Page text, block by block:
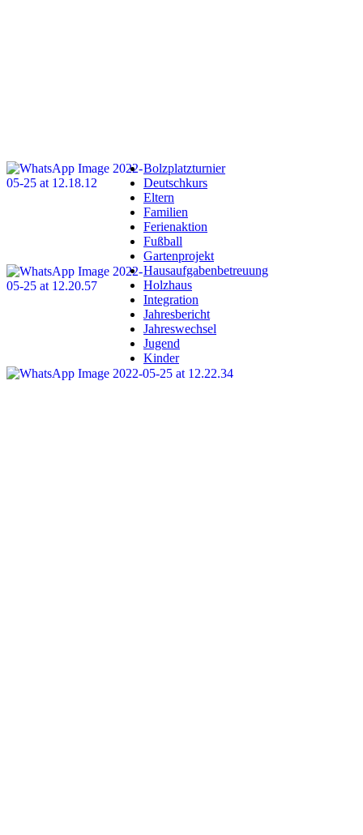
Bolzplatzturnier
Deutschkurs
Eltern
Familien
Ferienaktion
Fußball
Gartenprojekt
Hausaufgabenbetreuung
Holzhaus
Integration
Jahresbericht
Jahreswechsel
Jugend
Kinder